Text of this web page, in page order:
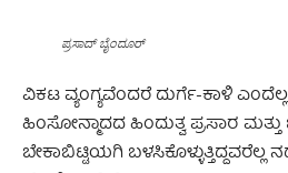
ಪ್ರಸಾದ್ ಬೈಂದೂರ್
ವಿಕಟ ವ್ಯಂಗ್ಯವೆಂದರೆ ದುರ್ಗೆ-ಕಾಳಿ
ಹಿಂಸೋನ್ಮಾದದ ಹಿಂದುತ್ವ ಪ್ರಸಾರ ಮತ್ತು
ಬೇಕಾಬಿಟ್ಟಿಯಗಿ ಬಳಸಿಕೊಳ್ಳುತ್ತಿದ್ದವರೆಲ್ಲ